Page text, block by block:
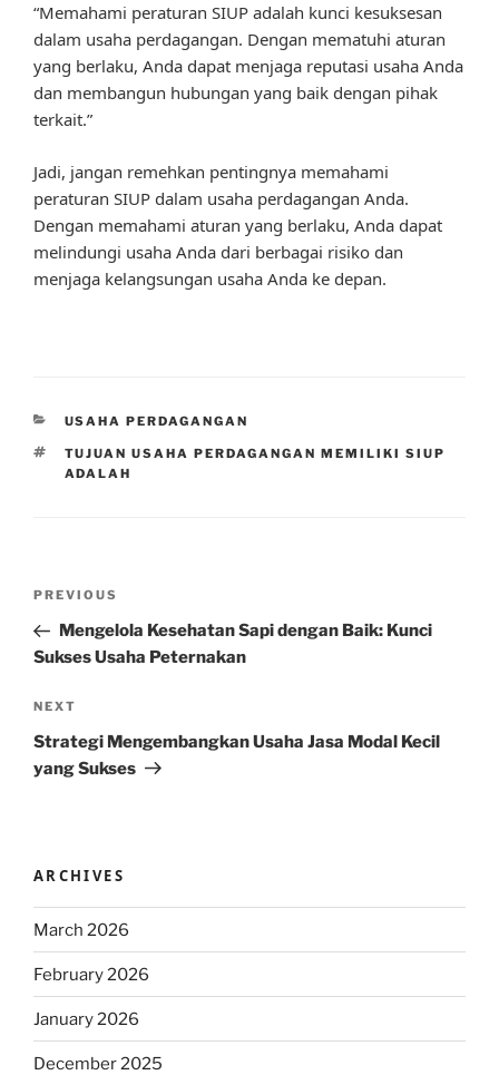
“Memahami peraturan SIUP adalah kunci kesuksesan
dalam usaha perdagangan. Dengan mematuhi aturan
yang berlaku, Anda dapat menjaga reputasi usaha Anda
dan membangun hubungan yang baik dengan pihak
terkait.”
Jadi, jangan remehkan pentingnya memahami
peraturan SIUP dalam usaha perdagangan Anda.
Dengan memahami aturan yang berlaku, Anda dapat
melindungi usaha Anda dari berbagai risiko dan
menjaga kelangsungan usaha Anda ke depan.
CATEGORIES
USAHA PERDAGANGAN
TAGS
TUJUAN USAHA PERDAGANGAN MEMILIKI SIUP
ADALAH
Previous
Post
PREVIOUS
Mengelola Kesehatan Sapi dengan Baik: Kunci
Sukses Usaha Peternakan
Next
Post
NEXT
Strategi Mengembangkan Usaha Jasa Modal Kecil
yang Sukses
ARCHIVES
March 2026
February 2026
January 2026
December 2025